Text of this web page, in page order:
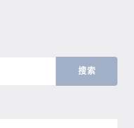
搜索